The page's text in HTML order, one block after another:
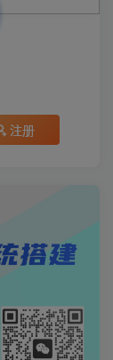
注册